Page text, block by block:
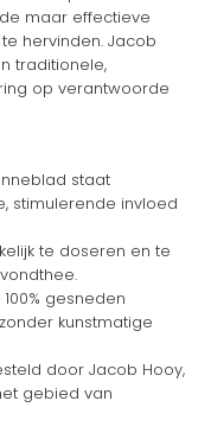
maar effectieve
hervinden. Jacob
traditionele,
op verantwoorde
staat
stimulerende invloed
te doseren en te
gesneden
kunstmatige
door Jacob Hooy,
gebied van